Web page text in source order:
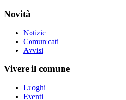
Novità
Notizie
Comunicati
Avvisi
Vivere il comune
Luoghi
Eventi